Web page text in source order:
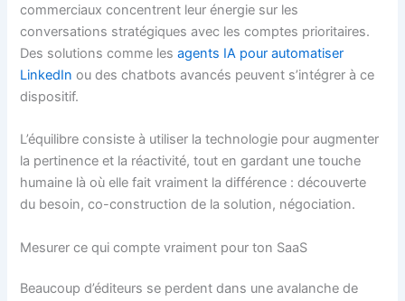
commerciaux concentrent leur énergie sur les
conversations stratégiques avec les comptes prioritaires.
Des solutions comme lesagents IA pour automatiser
LinkedIn ou des chatbots avancés peuvent s’intégrer à ce
dispositif.
L’équilibre consiste à utiliser la technologie pour augmenter
la pertinence et la réactivité, tout en gardant une touche
humaine là où elle fait vraiment la différence : découverte
du besoin, co-construction de la solution, négociation.
Mesurer ce qui compte vraiment pour ton SaaS
Beaucoup d’éditeurs se perdent dans une avalanche de